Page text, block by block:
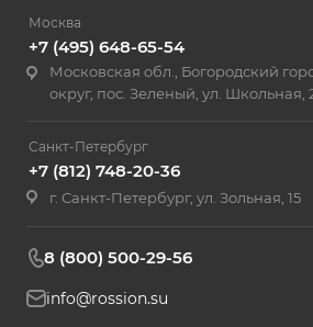
Москва
+7 (495) 648-65-54
Московская обл., Богородский
округ, пос. Зеленый, ул. Школьная,
Санкт-Петербург
+7 (812) 748-20-36
г. Санкт-Петербург, ул. Зольная, 15
8 (800) 500-29-56
info@rossion.su